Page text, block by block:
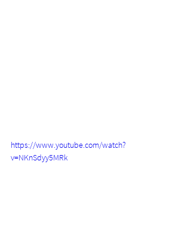
https://www.youtube.com/watch?
v=NKnSdyy5MRk